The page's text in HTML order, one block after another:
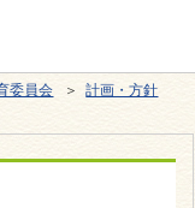
委員会 ＞計画・方針